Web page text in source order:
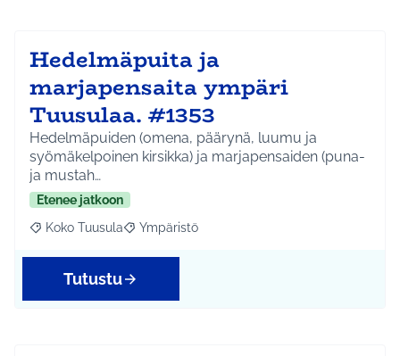
Hedelmäpuita ja
marjapensaita ympäri
Tuusulaa. #1353
Hedelmäpuiden (omena, päärynä, luumu ja
syömäkelpoinen kirsikka) ja marjapensaiden (puna-
ja mustah…
Etenee jatkoon
Rajaa tulokset aihepiirin mukaan: Koko Tuusula
Koko Tuusula Rajaa tulokset teeman mukaan: Ympäristö
Ympäristö
Tutustu